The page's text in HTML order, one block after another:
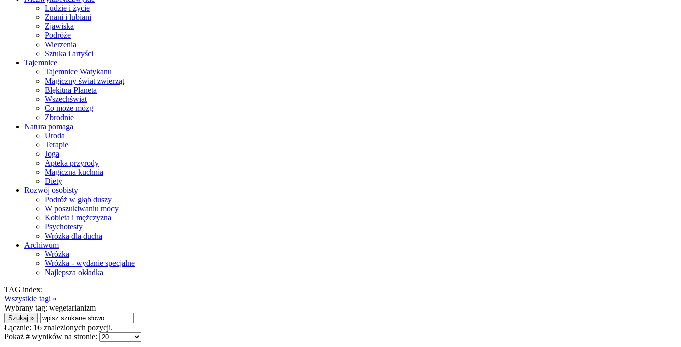
Ludzie i życie
Znani i lubiani
Zjawiska
Podróże
Wierzenia
Sztuka i artyści
Tajemnice
Tajemnice Watykanu
Magiczny świat zwierząt
Błękitna Planeta
Wszechświat
Co może mózg
Zbrodnie
Natura pomaga
Uroda
Terapie
Joga
Apteka przyrody
Magiczna kuchnia
Diety
Rozwój osobisty
Podróż w głąb duszy
W poszukiwaniu mocy
Kobieta i mężczyzna
Psychotesty
Wróżka dla ducha
Archiwum
Wróżka
Wróżka - wydanie specjalne
Najlepsza okładka
TAG index:
Wszystkie tagi »
Wybrany tag: wegetarianizm
Łącznie: 16 znalezionych pozycji.
Pokaż # wyników na stronie: